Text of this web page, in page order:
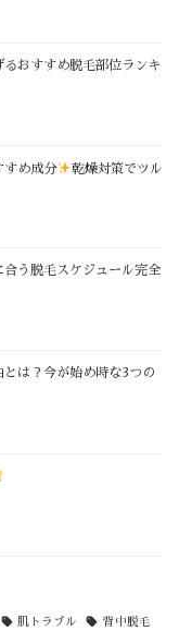
おすすめ脱毛部位ランキ
すめ成分
乾燥対策でツル
う脱毛スケジュール完全
は？今が始め時な3つの
肌トラブル 背中脱毛